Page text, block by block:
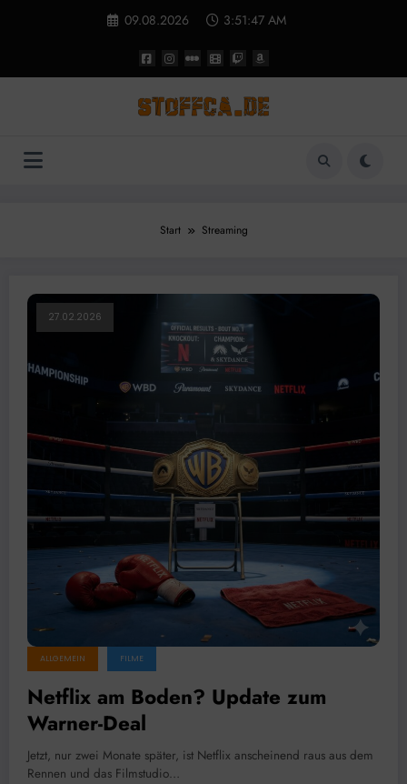
09.08.2026 3:51:48 AM
Start Streaming
27.02.2026
ALLGEMEIN FILME
Netflix am Boden? Update zum
Warner-Deal
Jetzt, nur zwei Monate später, ist Netflix anscheinend raus aus dem
Rennen und das Filmstudio…